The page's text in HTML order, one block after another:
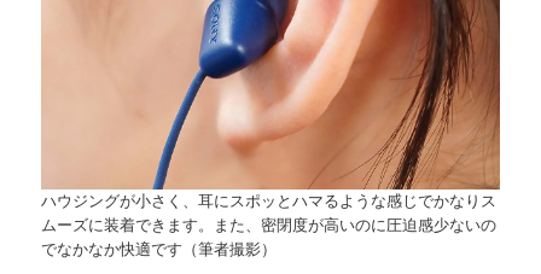
ハウジングが小さく、耳にスポッとハマるような感じでかなりス
ムーズに装着できます。また、密閉度が高いのに圧迫感少ないの
でなかなか快適です（筆者撮影）